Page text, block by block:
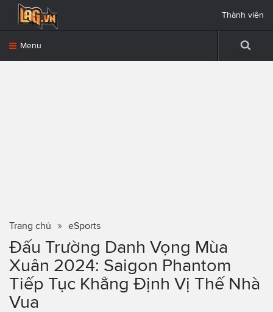
Menu
Thành viên
Trang chủ eSports
Đấu Trường Danh Vọng Mùa
Xuân 2024: Saigon Phantom
Tiếp Tục Khẳng Định Vị Thế Nhà
Vua